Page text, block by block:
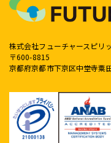
株式会社フューチャースピリ
〒600-8815
京都府京都市下京区中堂寺粟